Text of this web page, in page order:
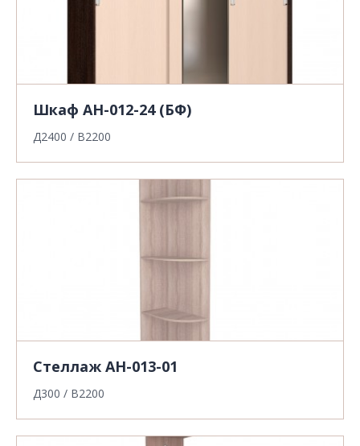
Шкаф АН-012-24 (БФ)
Д2400 / В2200
Стеллаж АН-013-01
Д300 / В2200